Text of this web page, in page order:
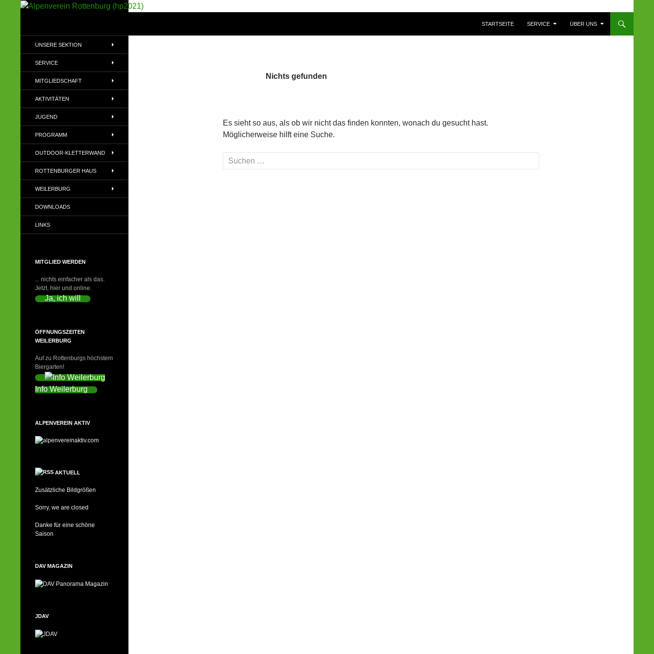
STARTSEITE
SERVICE ÜBER UNS
Nichts gefunden
Es sieht so aus, als ob wir nicht das finden konnten, wonach du gesucht hast.
Möglicherweise hilft eine Suche.
Suchen
nach:
(DAV)
UNSERE SEKTION
SERVICE
MITGLIEDSCHAFT
AKTIVITÄTEN
JUGEND
PROGRAMM
OUTDOOR-KLETTERWAND
ROTTENBURGER HAUS
WEILERBURG
DOWNLOADS
LINKS
MITGLIED WERDEN
... nichts einfacher als das.
Jetzt, hier und online.
Ja, ich will
ÖFFNUNGSZEITEN
WEILERBURG
Auf zu Rottenburgs höchstem
Biergarten!
Info Weilerburg
ALPENVEREIN AKTIV
AKTUELL
Zusätzliche Bildgrößen
Sorry, we are closed
Danke für eine schöne
Saison
DAV MAGAZIN
JDAV